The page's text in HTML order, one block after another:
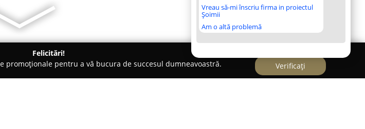
Vreau să-mi înscriu firma in proiectul
Șoimii
Am o altă problemă
Felicitări!
promoționale pentru a vă bucura de succesul dumneavoastră.
Verificați